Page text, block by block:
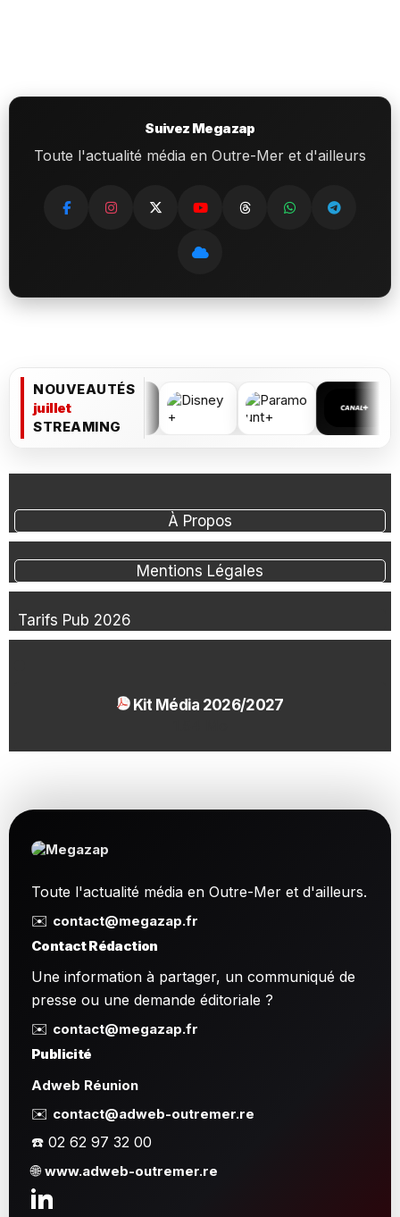
Suivez Megazap
Toute l'actualité média en Outre-Mer et d'ailleurs
NOUVEAUTÉS
juillet
STREAMING
À Propos
Mentions Légales
Tarifs Pub 2026
Kit Média 2026/2027
Toute l'actualité média en Outre-Mer et d'ailleurs.
✉️ contact@megazap.fr
Contact Rédaction
Une information à partager, un communiqué de
presse ou une demande éditoriale ?
✉️ contact@megazap.fr
Publicité
Adweb Réunion
✉️ contact@adweb-outremer.re
☎️ 02 62 97 32 00
🌐www.adweb-outremer.re